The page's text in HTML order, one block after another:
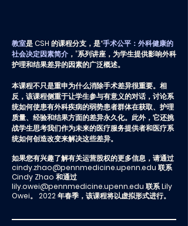
教室是 CSH 的课程分支，是“手术公平：外科健康的
社会决定因素简介 ，”系列讲座，为学生提供影响外科
护理和结果差异的因素的广泛概述。
本课程不只是重申为什么消除手术差异很重要。相
反，该课程侧重于让学生参与有意义的对话，讨论系
统如何使患有外科疾病的弱势患者群体在获取、护理
质量、经验和结果方面的差异永久化。此外，它还挑
战学生思考我们作为未来的医疗服务提供者和医疗系
统如何创造改变来解决这些差异。
如果您有兴趣了解有关运营股权的更多信息，请通过
cindy.zhao@pennmedicine.upenn.edu 联系
Cindy Zhao 和通过
lily.owei@pennmedicine.upenn.edu 联系 Lily
Owei。 2022 年春季，该课程将以虚拟形式进行。